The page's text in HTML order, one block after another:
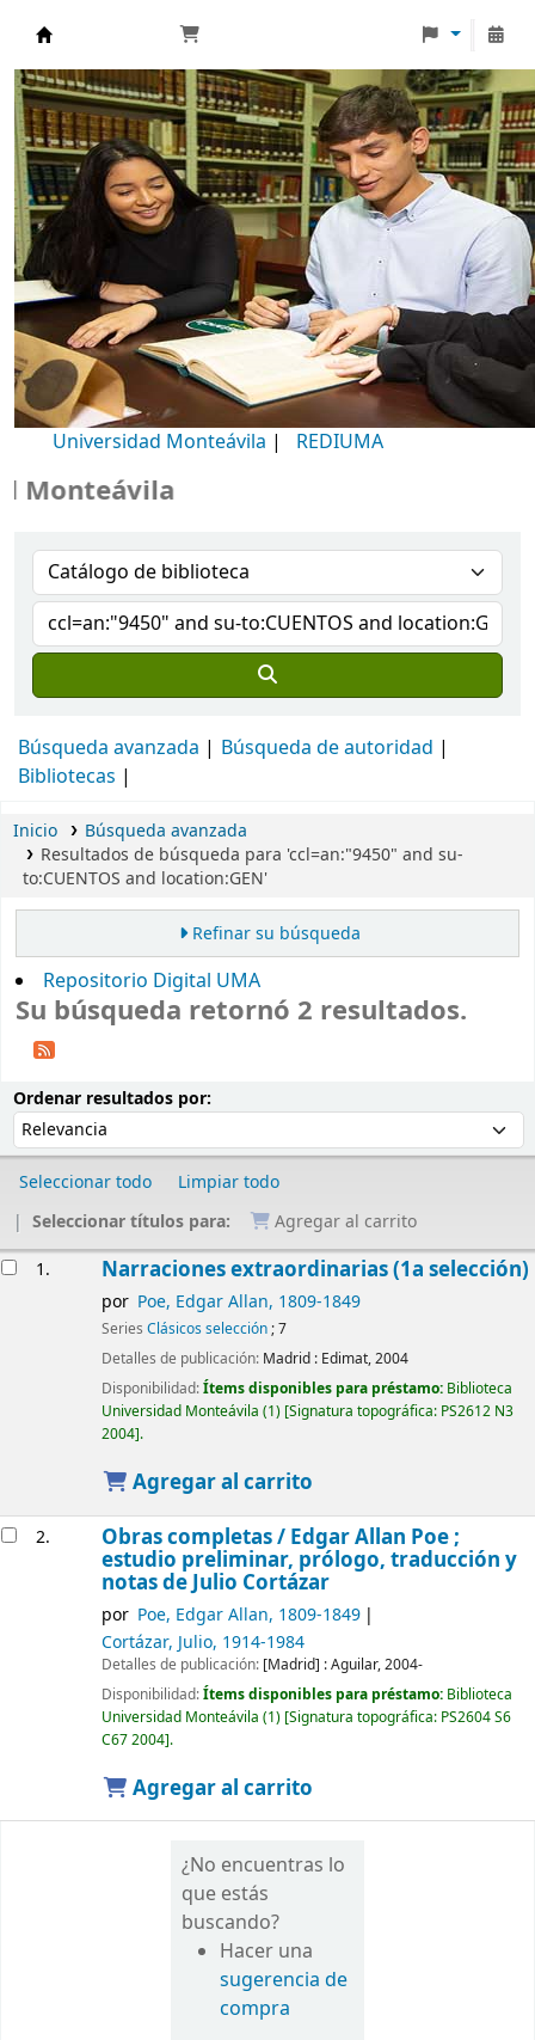
Biblioteca Universidad Monteávila
Universidad Monteávila | REDIUMA
Búsqueda avanzada
Búsqueda de autoridad
Bibliotecas
Inicio
Búsqueda avanzada
Resultados de búsqueda para 'ccl=an:"9450" and su-
to:CUENTOS and location:GEN'
Refinar su búsqueda
Repositorio Digital UMA
Su búsqueda retornó 2 resultados.
Ordenar resultados por:
Seleccionar todo
Limpiar todo
Seleccionar títulos para:
Agregar al carrito
1. Narraciones extraordinarias (1a selección)
por Poe, Edgar Allan, 1809-1849
Series Clásicos selección; 7
Detalles de publicación: Madrid : Edimat,2004
Disponibilidad:Ítems disponibles para préstamo: Biblioteca
Universidad Monteávila (1) Signatura topográfica: PS2612 N3
2004 .
Agregar al carrito
2. Obras completas / Edgar Allan Poe ;
estudio preliminar, prólogo, traducción y
notas de Julio Cortázar
por Poe, Edgar Allan, 1809-1849
Cortázar, Julio, 1914-1984
Detalles de publicación: [Madrid] :Aguilar,2004-
Disponibilidad:Ítems disponibles para préstamo: Biblioteca
Universidad Monteávila (1) Signatura topográfica: PS2604 S6
C67 2004 .
Agregar al carrito
¿No encuentras lo
que estás
buscando?
Hacer una
sugerencia de
compra